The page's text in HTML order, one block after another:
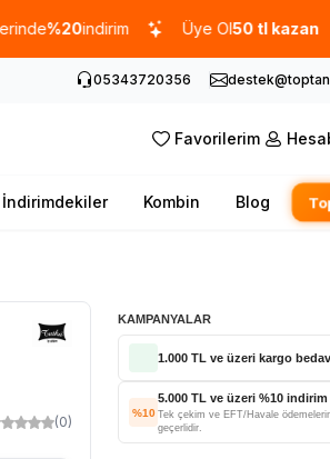
indirim Üye Ol 50 tl kazan
05343720356
Favorilerim
İndirimdekiler Kombin Blog
(0)
KAMPANYALAR
1.000 TL ve üzeri kargo
%10
5.000 TL ve üzeri %10 indirim
Tek çekim ve EFT/Havale
geçerlidir.